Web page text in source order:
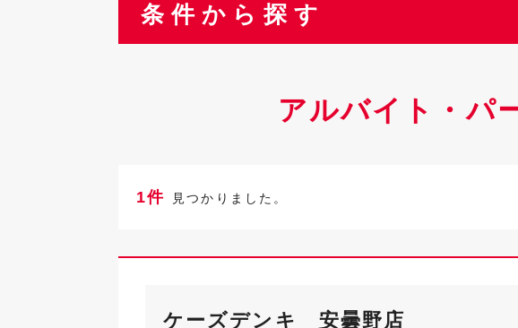
条件から探す
アルバイト・パ
1件 見つかりました。
ケーズデンキ 安曇野店